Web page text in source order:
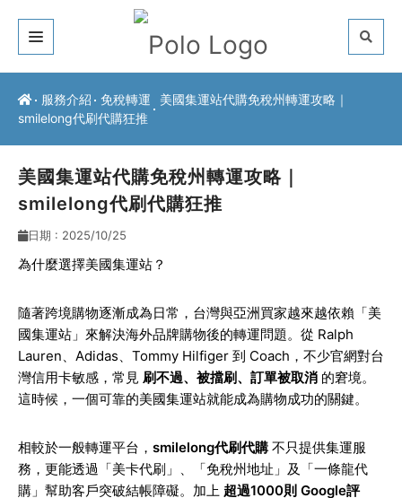
關於我們
服務介紹
常見問題
最新公告
服務介紹 免稅轉運
美國集運站代購免稅州轉運攻略｜
smilelong代刷代購狂推
美國集運站代購免稅州轉運攻略｜
smilelong代刷代購狂推
日期 : 2025/10/25
為什麼選擇美國集運站？
隨著跨境購物逐漸成為日常，台灣與亞洲買家越來越依賴「美
國集運站」來解決海外品牌購物後的轉運問題。從 Ralph
Lauren、Adidas、Tommy Hilfiger 到 Coach，不少官網對台
灣信用卡敏感，常見 刷不過、被擋刷、訂單被取消 的窘境。
這時候，一個可靠的美國集運站就能成為購物成功的關鍵。
相較於一般轉運平台， smilelong代刷代購 不只提供集運服
務，更能透過「美卡代刷」、「免稅州地址」及「一條龍代
購」幫助客戶突破結帳障礙。加上 超過1000則 Google評